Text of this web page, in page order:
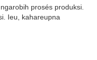
prosés produksi.
Ieu, kahareupna